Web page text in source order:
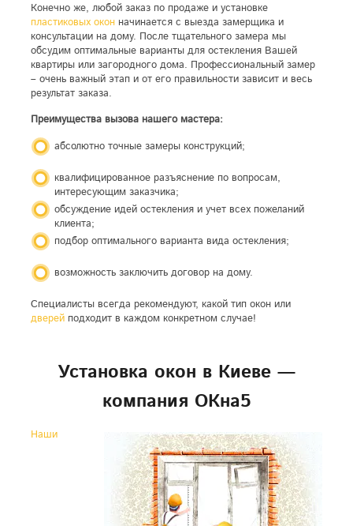
Конечно же, любой заказ по продаже и установке
пластиковых окон начинается с выезда замерщика и
консультации на дому. После тщательного замера мы
обсудим оптимальные варианты для остекления Вашей
квартиры или загородного дома. Профессиональный замер
– очень важный этап и от его правильности зависит и весь
результат заказа.
Преимущества вызова нашего мастера:
абсолютно точные замеры конструкций;
квалифицированное разъяснение по вопросам,
интересующим заказчика;
обсуждение идей остекления и учет всех пожеланий
клиента;
подбор оптимального варианта вида остекления;
возможность заключить договор на дому.
Специалисты всегда рекомендуют, какой тип окон или
дверей подходит в каждом конкретном случае!
Установка окон в Киеве —
компания ОКна5
Наши